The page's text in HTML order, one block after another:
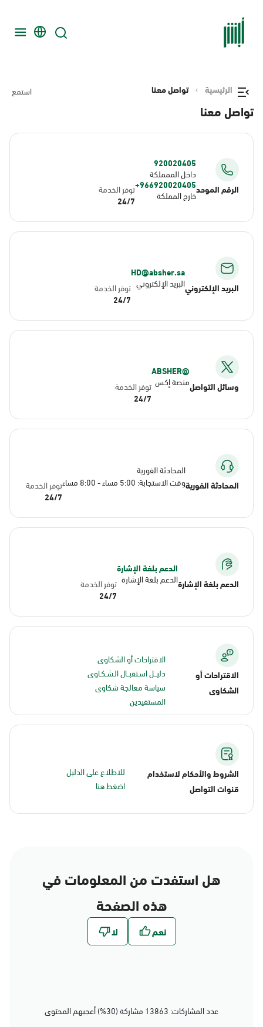
الرئيسية تواصل معنا استمع
تواصل معنا
الرقم الموحد
920020405
داخل الممملكة
966920020405+
خارج المملكة توفر الخدمة
24/7
البريد الإلكتروني
HD@absher.sa
البريد الإلكتروني توفر الخدمة
24/7
وسائل التواصل
@ABSHER
منصة إكس توفر الخدمة
24/7
المحادثة الفورية
المحادثة الفورية
وقت الاستجابة: 5:00 مساء - 8:00 مساء
توفر الخدمة
24/7
الدعم بلغة الإشارة
الدعم بلغة الإشارة
الدعم بلغة الإشارة توفر الخدمة
24/7
الاقتراحات أو
الشكاوى
الاقتراحات أو الشكاوى
دليــل اسـتقبــال الـشـكـاوى
سياسة معالجة شكاوى
المستفيدين
الشروط والأحكام لاستخدام
قنوات التواصل
للاطلاع على الدليل
اضغط هنا
هل استفدت من المعلومات في
هذه الصفحة
عدد المشاركات: 13863 مشاركة (30%) أعجبهم المحتوى